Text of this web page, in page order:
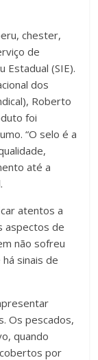
chester,
de
Estadual (SIE).
dos
Roberto
foi
“O selo é a
até a
atentos a
aspectos de
não sofreu
sinais de
Os pescados,
quando
por